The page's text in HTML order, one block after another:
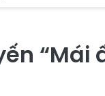
“Mái